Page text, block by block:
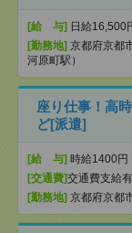
[給 与] 日給16,500
[勤務地] 京都府京都
河原町駅）
座り仕事！高
ど[派遣]
[給 与] 時給1400円
[交通費]交通費支給
[勤務地] 京都府京都